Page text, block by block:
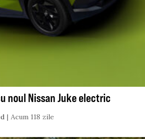
noul Nissan Juke electric
Acum 118 zile